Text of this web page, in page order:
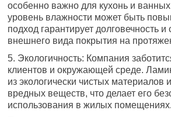
особенно важно для кухонь и ванных
уровень влажности может быть
подход гарантирует долговечность и
внешнего вида покрытия на
5. Экологичность: Компания
клиентов и окружающей среде.
из экологически чистых материалов
вредных веществ, что делает его
использования в жилых помещениях.